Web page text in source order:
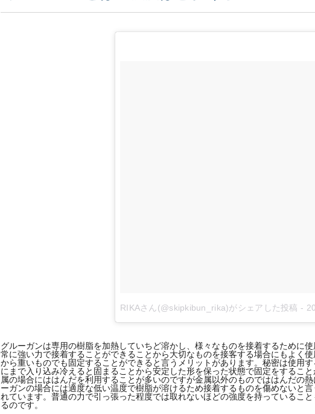
RIKAさん(@skipkibun_rika)がシェアした投稿 - 2018
グルーガンは専用の樹脂を加熱していちど溶かし、様々なものを接着するために
常に強い力で接着することができることから大切なものを接客する場合にもよく
から重いものでも固定することができると言うメリットがあります。秘密は使用
にまで入り込み冷えると固まることから安定した形を保った状態で固定をするこ
属の場合にははんだを利用することが多いのですが金属以外のものでははんだの
ーガンの場合には適度な低い温度で樹脂が溶けるため接着するものを傷めないと
れています。普通の力で引っ張った程度では取れないほどの強度を持っているこ
るのです。